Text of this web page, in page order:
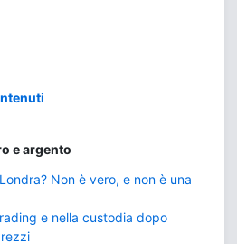
e argento
Non è vero, e non è una
e nella custodia dopo